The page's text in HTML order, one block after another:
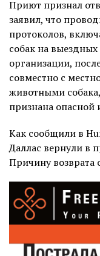
Приют признал
заявил, что
протоколов,
собак на
организации,
совместно с
животными
признана опасной
Как сообщили в
Даллас вернули в
Причину возврата